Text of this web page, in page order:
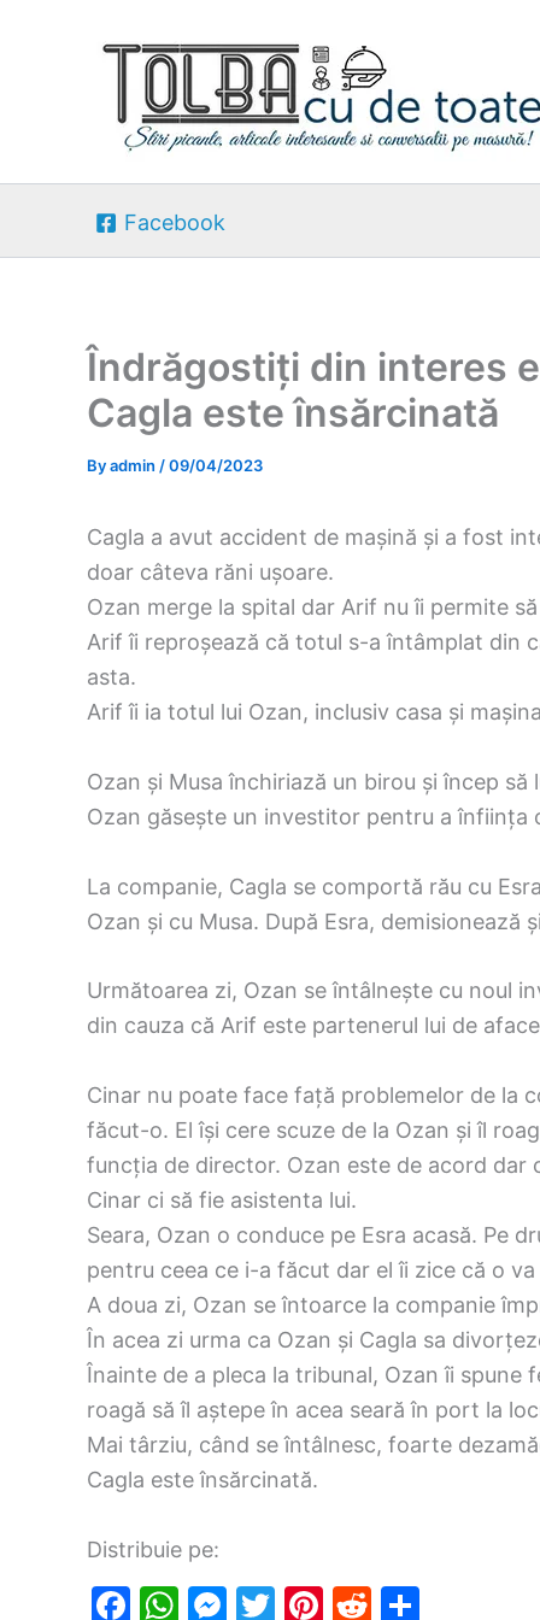
Facebook
Îndrăgostiți din interes
Cagla este însărcinată
Byadmin /09/04/2023
Cagla a avut accident de mașină și a fost
doar câteva răni ușoare.
Ozan merge la spital dar Arif nu îi permite
Arif îi reproșează că totul s-a întâmplat din
asta.
Arif îi ia totul lui Ozan, inclusiv casa și
Ozan și Musa închiriază un birou și încep să
Ozan găsește un investitor pentru a înființa
La companie, Cagla se comportă rău cu
Ozan și cu Musa. După Esra, demisionează
Următoarea zi, Ozan se întâlnește cu noul
din cauza că Arif este partenerul lui de
Cinar nu poate face față problemelor de la
făcut-o. El își cere scuze de la Ozan și îl
funcția de director. Ozan este de acord dar
Cinar ci să fie asistenta lui.
Seara, Ozan o conduce pe Esra acasă. Pe
pentru ceea ce i-a făcut dar el îi zice că o
A doua zi, Ozan se întoarce la companie
În acea zi urma ca Ozan și Cagla sa
Înainte de a pleca la tribunal, Ozan îi
roagă să îl aștepe în acea seară în port la
Mai târziu, când se întâlnesc, foarte
Cagla este însărcinată.
Distribuie pe:
F
W M T
Pi R